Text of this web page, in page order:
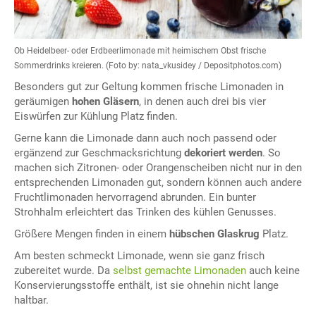
Ob Heidelbeer- oder Erdbeerlimonade mit heimischem Obst frische
Sommerdrinks kreieren. (Foto by: nata_vkusidey / Depositphotos.com)
Besonders gut zur Geltung kommen frische Limonaden in
geräumigen hohen Gläsern, in denen auch drei bis vier
Eiswürfen zur Kühlung Platz finden.
Gerne kann die Limonade dann auch noch passend oder
ergänzend zur Geschmacksrichtung dekoriert werden. So
machen sich Zitronen- oder Orangenscheiben nicht nur in den
entsprechenden Limonaden gut, sondern können auch andere
Fruchtlimonaden hervorragend abrunden. Ein bunter
Strohhalm erleichtert das Trinken des kühlen Genusses.
Größere Mengen finden in einem hübschen Glaskrug Platz.
Am besten schmeckt Limonade, wenn sie ganz frisch
zubereitet wurde. Da selbst gemachte Limonaden auch keine
Konservierungsstoffe enthält, ist sie ohnehin nicht lange
haltbar.